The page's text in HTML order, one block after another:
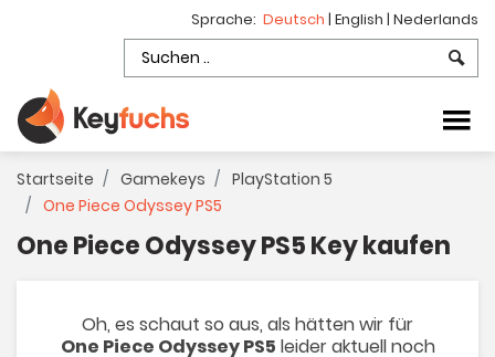
Sprache: Deutsch | English | Nederlands
Startseite Gamekeys
PlayStation 5
One Piece Odyssey PS5
One Piece Odyssey PS5 Key kaufen
Oh, es schaut so aus, als hätten wir für
One Piece Odyssey PS5 leider aktuell noch